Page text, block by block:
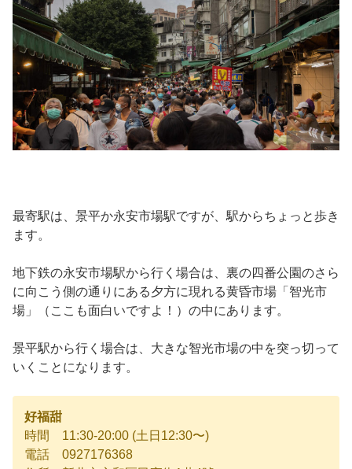
最寄駅は、景平か永安市場駅ですが、駅からちょっと歩き
ます。
地下鉄の永安市場駅から行く場合は、裏の四番公園のさら
に向こう側の通りにある夕方に現れる黄昏市場「智光市
場」（ここも面白いですよ！）の中にあります。
景平駅から行く場合は、大きな智光市場の中を突っ切って
いくことになります。
好福甜
時間 11:30-20:00 (土日12:30〜)
電話 0927176368